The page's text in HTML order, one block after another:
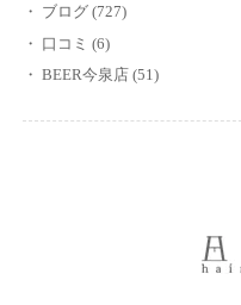
ブログ (727)
口コミ (6)
BEER今泉店 (51)